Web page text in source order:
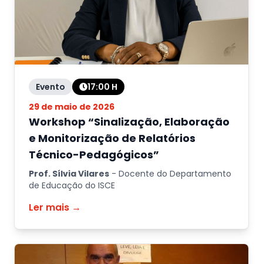
Evento 17:00 H
29 de maio de 2026
Workshop “Sinalização, Elaboração
e Monitorização de Relatórios
Técnico-Pedagógicos”
Prof. Sílvia Vilares - Docente do Departamento
de Educação do ISCE
Ler mais →